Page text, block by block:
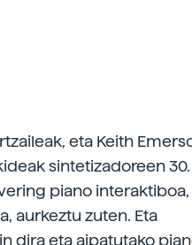
eta Keith
sintetizadoreen
piano
aurkeztu zuten. Eta
dira eta aipatutako